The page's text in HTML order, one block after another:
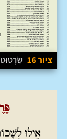
ציור 16
אֵילוּ